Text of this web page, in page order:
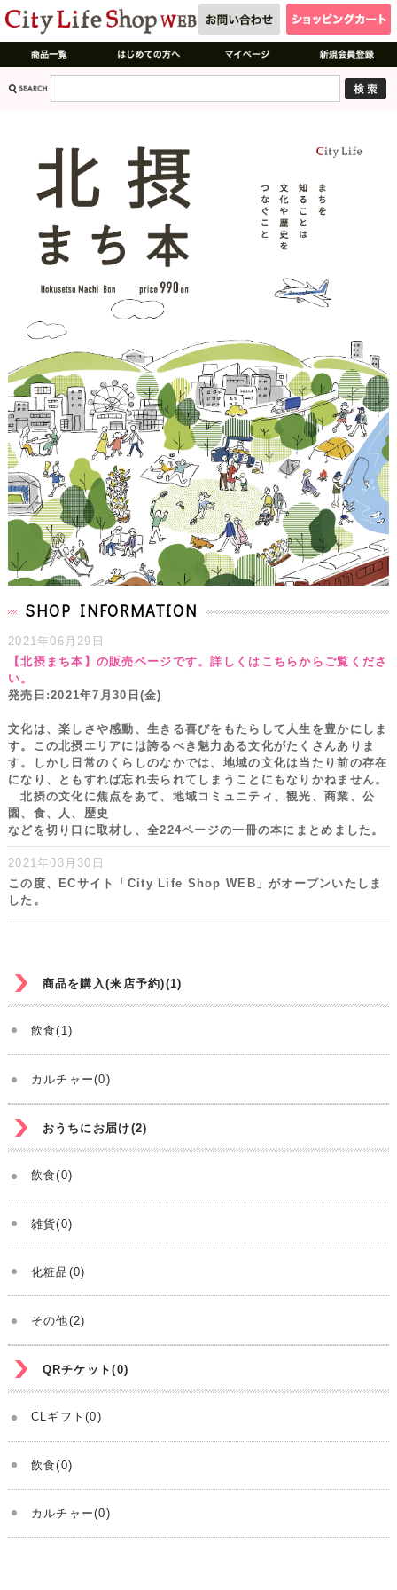
SHOP INFORMATION
2021年06月29日
【北摂まち本】の販売ページです。詳しくはこちらからご覧くださ
い。
発売日:2021年7月30日(金)
文化は、楽しさや感動、生きる喜びをもたらして人生を豊かにしま
す。この北摂エリアには誇るべき魅力ある文化がたくさんありま
す。しかし日常のくらしのなかでは、地域の文化は当たり前の存在
になり、ともすれば忘れ去られてしまうことにもなりかねません。
北摂の文化に焦点をあて、地域コミュニティ、観光、商業、公
園、食、人、歴史
などを切り口に取材し、全224ページの一冊の本にまとめました。
2021年03月30日
この度、ECサイト「City Life Shop WEB」がオープンいたしま
した。
商品を購入(来店予約)(1)
飲食(1)
カルチャー(0)
おうちにお届け(2)
飲食(0)
雑貨(0)
化粧品(0)
その他(2)
QRチケット(0)
CLギフト(0)
飲食(0)
カルチャー(0)